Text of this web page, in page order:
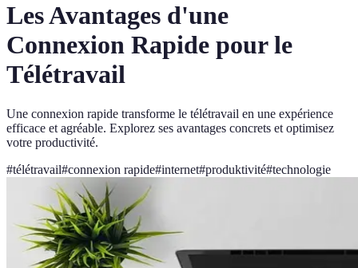
Les Avantages d'une
Connexion Rapide pour le
Télétravail
Une connexion rapide transforme le télétravail en une expérience
efficace et agréable. Explorez ses avantages concrets et optimisez
votre productivité.
#télétravail#connexion rapide#internet#produktivité#technologie